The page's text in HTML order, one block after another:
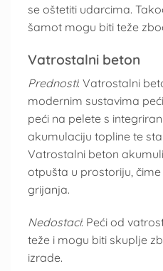
se oštetiti udarcima.
šamot mogu biti teže
Vatrostalni beton
Prednosti: Vatrostalni
modernim sustavima
peći na pelete s
akumulaciju topline te
Vatrostalni beton
otpušta u prostoriju,
grijanja.
Nedostaci: Peći od
teže i mogu biti skuplje
izrade.